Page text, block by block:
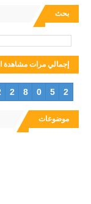
بحث
إجمالي مرات مشاهدة
2 8 0 5 2
موضوعات